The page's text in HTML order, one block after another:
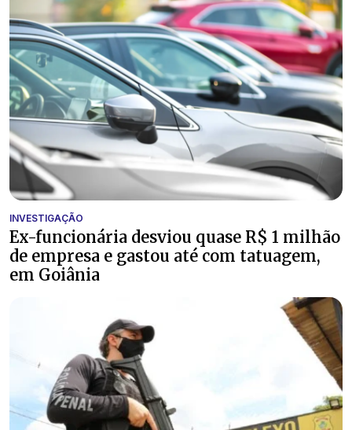
INVESTIGAÇÃO
Ex-funcionária desviou quase R$ 1 milhão
de empresa e gastou até com tatuagem,
em Goiânia